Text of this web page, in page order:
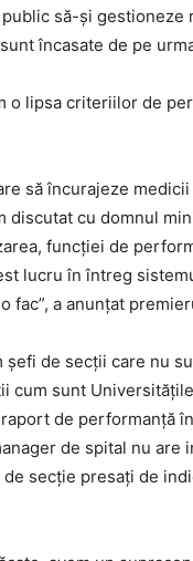
să-şi
încasate de pe
o lipsa criteriilor de
să încurajeze
discutat cu domnul
funcţiei de
lucru în întreg
fac”, a anunţat
şefi de secţii care nu
cum sunt
de performanţă
de spital nu
secţie presaţi de